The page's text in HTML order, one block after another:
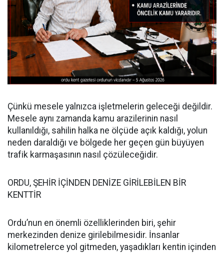
Çünkü mesele yalnızca işletmelerin geleceği değildir.
Mesele aynı zamanda kamu arazilerinin nasıl
kullanıldığı, sahilin halka ne ölçüde açık kaldığı, yolun
neden daraldığı ve bölgede her geçen gün büyüyen
trafik karmaşasının nasıl çözüleceğidir.
ORDU, ŞEHİR İÇİNDEN DENİZE GİRİLEBİLEN BİR
KENTTİR
Ordu’nun en önemli özelliklerinden biri, şehir
merkezinden denize girilebilmesidir. İnsanlar
kilometrelerce yol gitmeden, yaşadıkları kentin içinden